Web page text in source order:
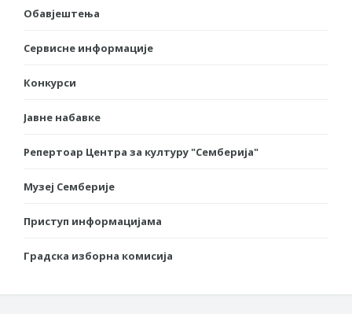
Обавјештења
Сервисне информације
Конкурси
Јавне набавке
Репертоар Центра за културу "Семберија"
Музеј Семберије
Приступ информацијама
Градска изборна комисија